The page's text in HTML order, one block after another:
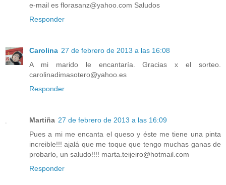
e-mail es florasanz@yahoo.com Saludos
Responder
Carolina 27 de febrero de 2013 a las 16:08
A mi marido le encantaría. Gracias x el sorteo.
carolinadimasotero@yahoo.es
Responder
Martiña 27 de febrero de 2013 a las 16:09
Pues a mi me encanta el queso y éste me tiene una pinta
increible!!! ajalá que me toque que tengo muchas ganas de
probarlo, un saludo!!!! marta.teijeiro@hotmail.com
Responder